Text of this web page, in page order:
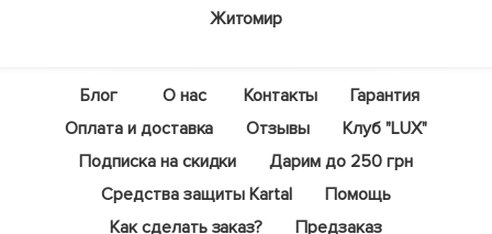
Житомир
Блог О нас Контакты
Гарантия
Оплата и доставка
Отзывы
Клуб "LUX"
Подписка на скидки
Дарим до 250 грн
Средства защиты Kartal
Помощь
Как сделать заказ?
Предзаказ